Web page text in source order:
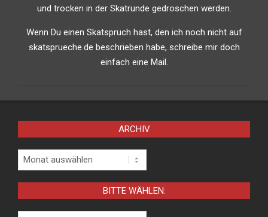
und trocken in der Skatrunde gedroschen werden.
Wenn Du einen Skatspruch hast, den ich noch nicht auf
skatsprueche.de beschrieben habe, schreibe mir doch
einfach eine Mail.
ARCHIV
Archiv
BITTE WÄHLEN: